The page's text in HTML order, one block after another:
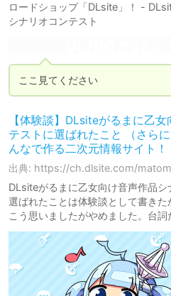
ロードショップ「DLsite」！ -
シナリオコンテスト
ここ見てください
【体験談】DLsiteがるまに乙
テストに選ばれたこと （さら
んなで作る二次元情報サイト！
出典: https://ch.dlsite.com/
DLsiteがるまに乙女向け音声作品
選ばれたことは体験談として書き
こう思いましたがやめました。台詞